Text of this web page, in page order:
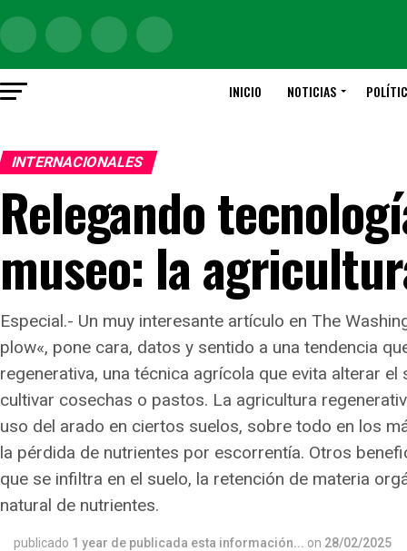
INICIO NOTICIAS
INTERNACIONALES
Relegando
museo: la
Especial.- Un muy interesante artículo en The
plow«, pone cara, datos y sentido a una tendencia
regenerativa, una técnica agrícola que evita alterar
cultivar cosechas o pastos. La agricultura
uso del arado en ciertos suelos, sobre todo en los
la pérdida de nutrientes por escorrentía. Otros
que se infiltra en el suelo, la retención de materia
natural de nutrientes.
publicado 1 year de publicada esta información... on 28/02/2025